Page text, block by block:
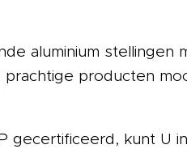
aluminium
producten
gecertificeerd, kunt U